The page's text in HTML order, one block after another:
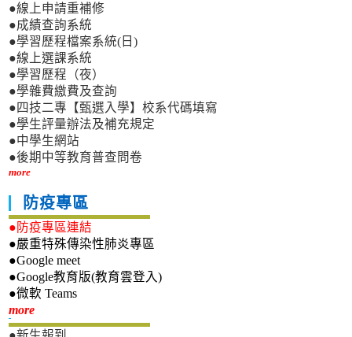
●線上申請重補修
●成績查詢系統
●學習歷程檔案系統(日)
●線上選課系統
●學習歷程（夜）
●學雜費繳費及查詢
●四技二專【甄選入學】校系代碼填寫
●學生評量辦法及補充規定
●中學生網站
●後期中等教育普查問卷
more
防疫專區
●防疫專區連結
●嚴重特殊傳染性肺炎專區
●Google meet
●Google教育版(教育雲登入)
●微軟 Teams
more新生專區